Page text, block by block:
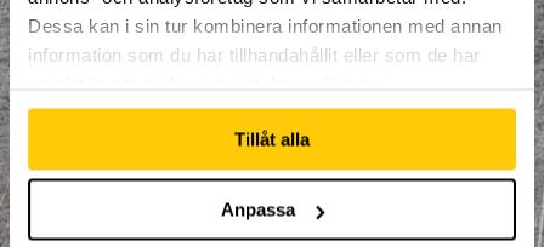
Dessa kan i sin tur kombinera informationen med annan
information som du har tillhandahållit eller som de har
Tillåt alla
Anpassa
Parkour
Påsk på Dome
Påsklovsläger 0
Skateboard 0